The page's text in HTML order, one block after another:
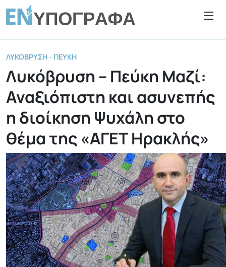
ΛΥΚΌΒΡΥΣΗ - ΠΕΎΚΗ
Λυκόβρυση – Πεύκη Μαζί:
Αναξιόπιστη και ασυνεπής
η διοίκηση Ψυχάλη στο
θέμα της «ΑΓΕΤ Ηρακλής»